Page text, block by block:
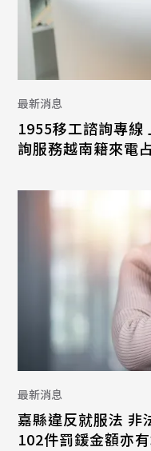
最新消息
1955移工諮詢專線
詢服務越南籍來電
最新消息
嘉縣違反就服法 非
102件罰鍰金額亦